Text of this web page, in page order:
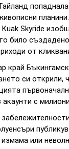
Skyride
било
от
край
си открили,
с
или